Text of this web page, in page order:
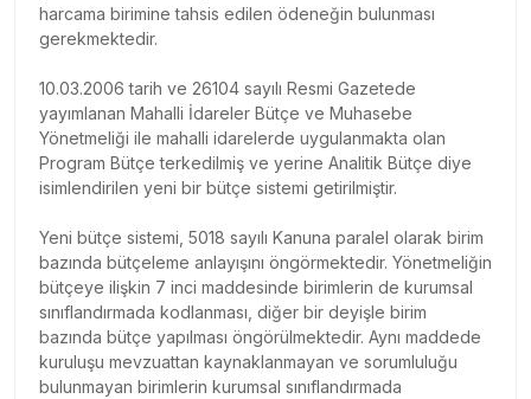
harcama birimine tahsis edilen ödeneğin bulunması
gerekmektedir.
10.03.2006 tarih ve 26104 sayılı Resmi Gazetede
yayımlanan Mahalli İdareler Bütçe ve Muhasebe
Yönetmeliği ile mahalli idarelerde uygulanmakta olan
Program Bütçe terkedilmiş ve yerine Analitik Bütçe diye
isimlendirilen yeni bir bütçe sistemi getirilmiştir.
Yeni bütçe sistemi, 5018 sayılı Kanuna paralel olarak birim
bazında bütçeleme anlayışını öngörmektedir. Yönetmeliğin
bütçeye ilişkin 7 inci maddesinde birimlerin de kurumsal
sınıflandırmada kodlanması, diğer bir deyişle birim
bazında bütçe yapılması öngörülmektedir. Aynı maddede
kuruluşu mevzuattan kaynaklanmayan ve sorumluluğu
bulunmayan birimlerin kurumsal sınıflandırmada